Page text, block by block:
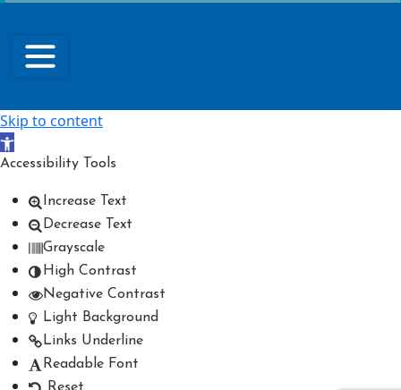
Skip to content
Open toolbar
Accessibility Tools
Increase Text
Decrease Text
Grayscale
High Contrast
Negative Contrast
Light Background
Links Underline
Readable Font